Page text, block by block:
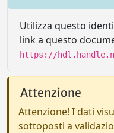
Utilizza questo
link a questo
https://
Attenzione
Attenzione! I dati
sottoposti a